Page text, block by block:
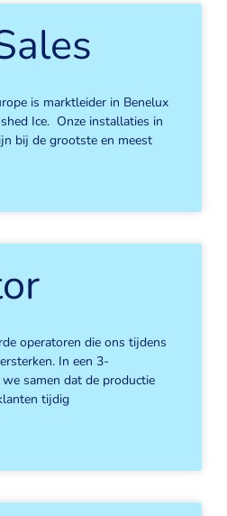
is marktleider in Benelux
Ice. Onze installaties in
bij de grootste en meest
operatoren die ons tijdens
In een 3-
samen dat de productie
tijdig